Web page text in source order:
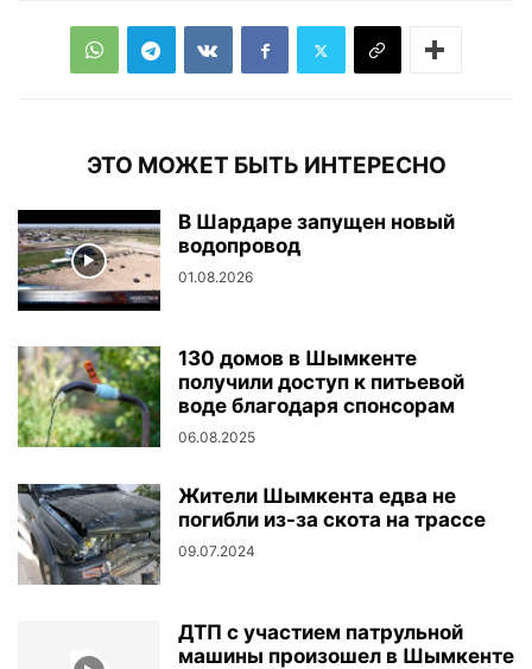
ЭТО МОЖЕТ БЫТЬ ИНТЕРЕСНО
В Шардаре запущен новый
водопровод
01.08.2026
130 домов в Шымкенте
получили доступ к питьевой
воде благодаря спонсорам
06.08.2025
Жители Шымкента едва не
погибли из-за скота на трассе
09.07.2024
ДТП с участием патрульной
машины произошел в Шымкенте